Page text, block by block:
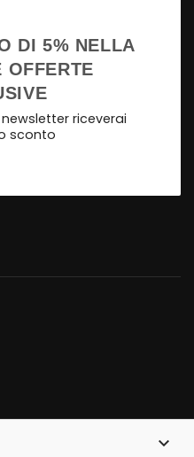
DI 5% NELLA
OFFERTE
riceverai
sconto
